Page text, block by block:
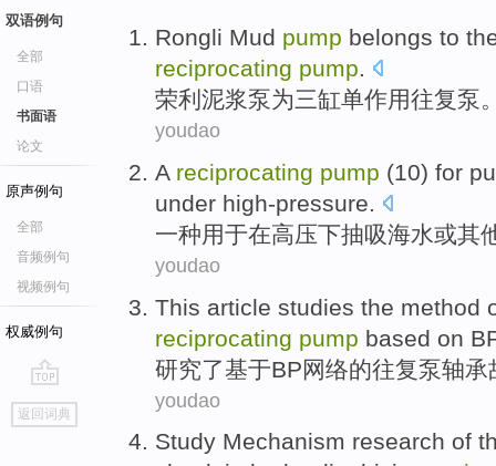
双语例句
全部
口语
书面语
论文
原声例句
全部
音频例句
视频例句
权威例句
go
top
返回词典
Rongli Mud pump belongs to
reciprocating pump.
荣利 泥浆泵为三缸单作用往复泵
youdao
A reciprocating pump (10) for
under high-pressure.
一种用于在高压下抽吸海水或其
youdao
This article studies the method
reciprocating pump based on
研究了基于BP网络的往复泵轴承
youdao
Study Mechanism research of